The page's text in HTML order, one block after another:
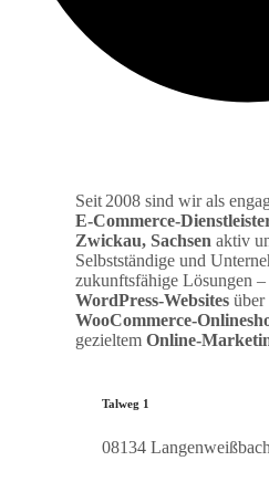
Seit 2008 sind wir als
Zwickau, Sachsen aktiv
Selbstständige und
zukunftsfähige Lösungen
WordPress‑Websites über
gezieltem
Talweg 1
08134 Langenweißbach